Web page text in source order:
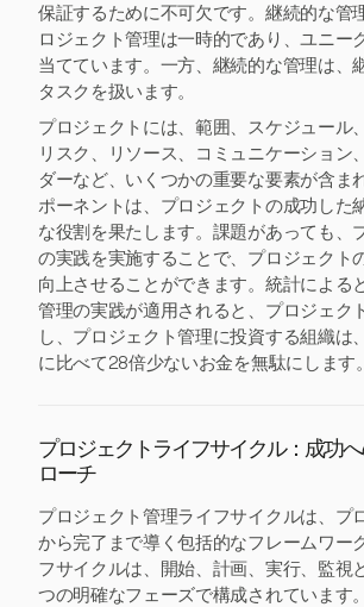
保証するために不可欠です。継続的な管
ロジェクト管理は一時的であり、ユニー
当てています。一方、継続的な管理は、
タスクを扱います。
プロジェクトには、範囲、スケジュール
リスク、リソース、コミュニケーション
ダーなど、いくつかの重要な要素が含ま
ポーネントは、プロジェクトの成功した
な役割を果たします。課題があっても、
の実践を実施することで、プロジェクト
向上させることができます。統計による
管理の実践が適用されると、プロジェク
し、プロジェクト管理に投資する組織は
に比べて28倍少ないお金を無駄にします。
プロジェクトライフサイクル：成功
ローチ
プロジェクト管理ライフサイクルは、プ
から完了まで導く包括的なフレームワー
フサイクルは、開始、計画、実行、監視
つの明確なフェーズで構成されています